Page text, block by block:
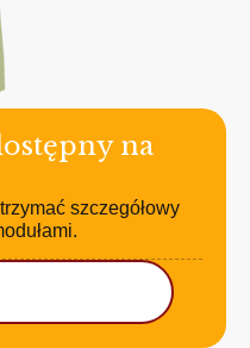
na
szczegółowy